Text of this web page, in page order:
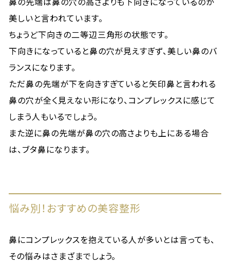
美しいと言われています。
ちょうど下向きの二等辺三角形の状態です。
下向きになっていると鼻の穴が見えすぎず、美しい鼻のバ
ランスになります。
ただ鼻の先端が下を向きすぎていると矢印鼻と言われる
鼻の穴が全く見えない形になり、コンプレックスに感じて
しまう人もいるでしょう。
また逆に鼻の先端が鼻の穴の高さよりも上にある場合
は、ブタ鼻になります。
悩み別！おすすめの美容整形
鼻にコンプレックスを抱えている人が多いとは言っても、
その悩みはさまざまでしょう。